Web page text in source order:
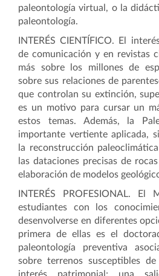
paleontología virtual, o la
paleontología.
INTERÉS CIENTÍFICO. El
de comunicación y en revistas
más sobre los millones de
sobre sus relaciones de
que controlan su extinción,
es un motivo para cursar un
estos temas. Además, la
importante vertiente aplicada,
la reconstrucción
las dataciones precisas de
elaboración de modelos
INTERÉS PROFESIONAL. El
estudiantes con los
desenvolverse en diferentes
primera de ellas es el
paleontología preventiva
sobre terrenos susceptibles